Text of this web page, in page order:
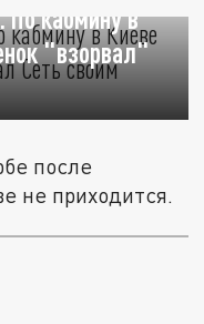
По кабмину в
"взорвал"
после
не приходится.